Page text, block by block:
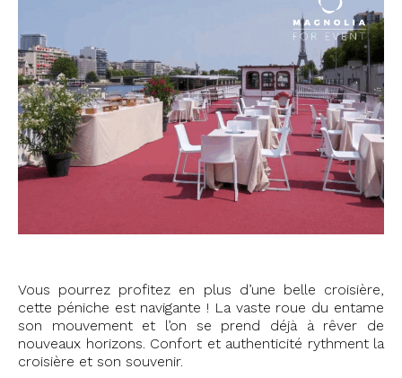
Vous pourrez profitez en plus d’une belle croisière,
cette péniche est navigante ! La vaste roue du entame
son mouvement et l’on se prend déjà à rêver de
nouveaux horizons. Confort et authenticité rythment la
croisière et son souvenir.